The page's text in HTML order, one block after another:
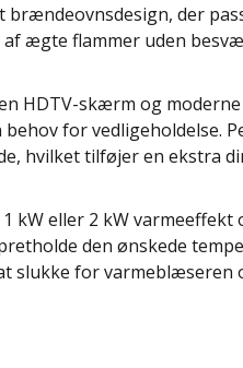
brændeovnsdesign, der
ægte flammer uden
HDTV-skærm og moderne
for vedligeholdelse.
hvilket tilføjer en ekstra
kW eller 2 kW varmeeffekt
den ønskede
slukke for varmeblæseren